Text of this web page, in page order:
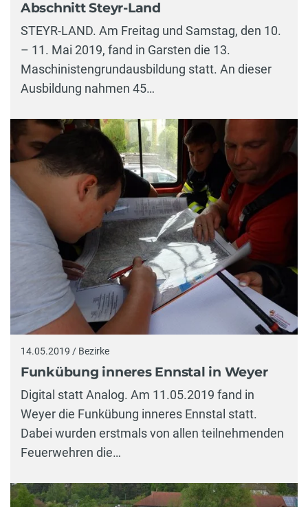
Abschnitt Steyr-Land
STEYR-LAND. Am Freitag und Samstag, den 10.
– 11. Mai 2019, fand in Garsten die 13.
Maschinistengrundausbildung statt. An dieser
Ausbildung nahmen 45…
14.05.2019 / Bezirke
Funkübung inneres Ennstal in Weyer
Digital statt Analog. Am 11.05.2019 fand in
Weyer die Funkübung inneres Ennstal statt.
Dabei wurden erstmals von allen teilnehmenden
Feuerwehren die…